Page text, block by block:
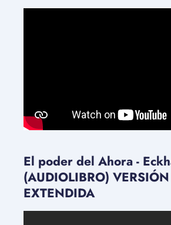
El poder del Ahora -
(AUDIOLIBRO) VERSIÓN
EXTENDIDA